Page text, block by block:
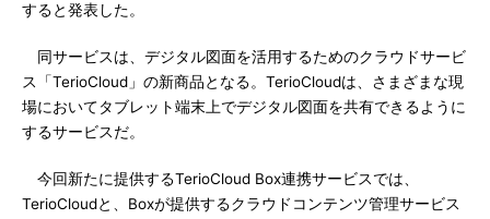
すると発表した。
同サービスは、デジタル図面を活用するためのクラウドサービ
ス「TerioCloud」の新商品となる。TerioCloudは、さまざまな現
場においてタブレット端末上でデジタル図面を共有できるように
するサービスだ。
今回新たに提供するTerioCloud Box連携サービスでは、
TerioCloudと、Boxが提供するクラウドコンテンツ管理サービス